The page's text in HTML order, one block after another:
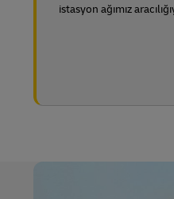
istasyon ağımız